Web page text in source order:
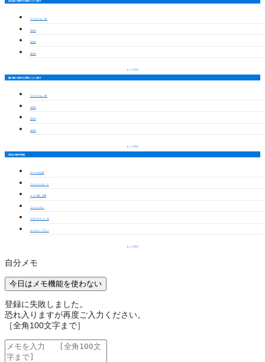
美合駅の物件を間取りから探す
ワンルーム・1K
1LDK
2LDK
3LDK
もっと見る
藤川駅の物件を間取りから探す
ワンルーム・1K
1LDK
2LDK
3LDK
もっと見る
周辺の物件情報
ドエール山本
プルミエール Ｆ
メゾン錦 A棟
フェリーチェ
グロース レイ B
ルミナス ブラン
もっと見る
自分メモ
今日はメモ機能を使わない
登録に失敗しました。
恐れ入りますが再度ご入力ください。
［全角100文字まで］